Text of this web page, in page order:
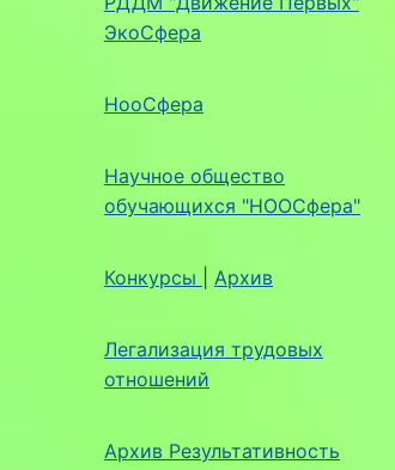
ЭкоСфера
НооСфера
Научное общество
обучающихся "НООСфера"
Конкурсы Архив
Легализация трудовых
отношений
Архив Результативность